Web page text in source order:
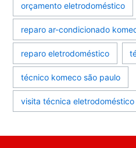
orçamento eletrodoméstico
reparo ar-condicionado
reparo eletrodoméstico
técnico komeco são paulo
visita técnica eletrodoméstico